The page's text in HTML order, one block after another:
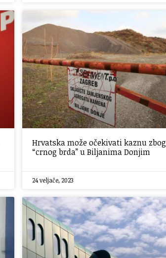
Hrvatska može očekivati kaznu zbog
“crnog brda” u Biljanima Donjim
24 veljače, 2023